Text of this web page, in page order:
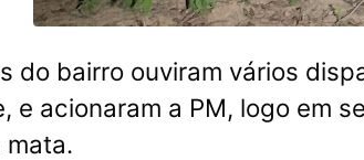
do bairro ouviram vários
e acionaram a PM, logo em
mata.